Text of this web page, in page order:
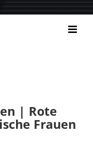
| Rote
Frauen